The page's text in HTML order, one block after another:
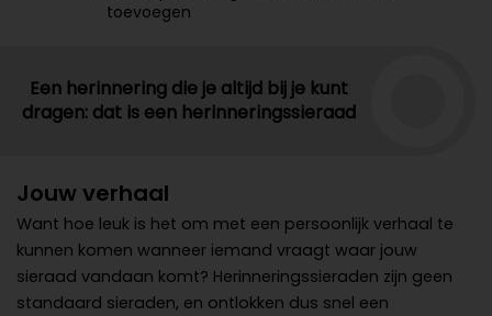
toevoegen
Een herinnering die je altijd bij je kunt
dragen: dat is een herinneringssieraad
Jouw verhaal
Want hoe leuk is het om met een persoonlijk verhaal te
kunnen komen wanneer iemand vraagt waar jouw
sieraad vandaan komt? Herinneringssieraden zijn geen
standaard sieraden, en ontlokken dus snel een